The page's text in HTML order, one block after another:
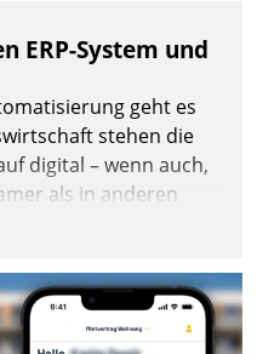
ERP-System und
geht es
stehen die
digital – wenn auch,
als in anderen